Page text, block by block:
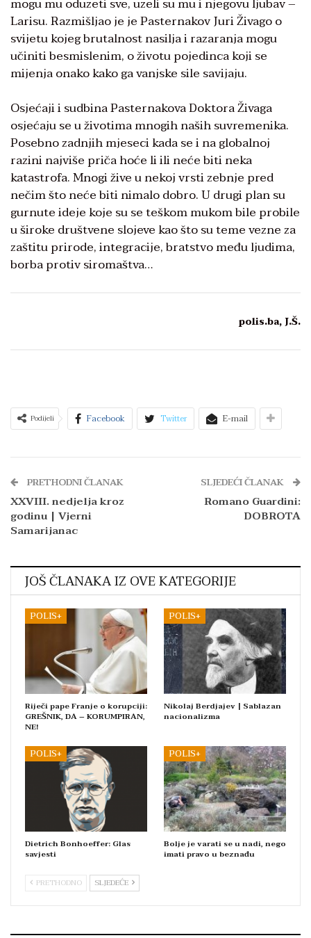
Larisu. Razmišljao je je Pasternakov Juri Živago o
svijetu kojeg brutalnost nasilja i razaranja mogu
učiniti besmislenim, o životu pojedinca koji se
mijenja onako kako ga vanjske sile savijaju.
Osjećaji i sudbina Pasternakova Doktora Živaga
osjećaju se u životima mnogih naših suvremenika.
Posebno zadnjih mjeseci kada se i na globalnoj
razini najviše priča hoće li ili neće biti neka
katastrofa. Mnogi žive u nekoj vrsti zebnje pred
nečim što neće biti nimalo dobro. U drugi plan su
gurnute ideje koje su se teškom mukom bile probile
u široke društvene slojeve kao što su teme vezne za
zaštitu prirode, integracije, bratstvo među ljudima,
borba protiv siromaštva…
polis.ba, J.Š.
Podijeli Facebook Twitter E-mail
PRETHODNI ČLANAK
XXVIII. nedjelja kroz
godinu | Vjerni
Samarijanac
SLJEDEĆI ČLANAK
Romano Guardini:
DOBROTA
JOŠ ČLANAKA IZ OVE KATEGORIJE
POLIS+
Riječi pape Franje o korupciji:
GREŠNIK, DA – KORUMPIRAN,
NE!
POLIS+
Nikolaj Berdjajev | Sablazan
nacionalizma
POLIS+
Dietrich Bonhoeffer: Glas
savjesti
POLIS+
Bolje je varati se u nadi, nego
imati pravo u beznađu
PRETHODNO SLJEDEĆE